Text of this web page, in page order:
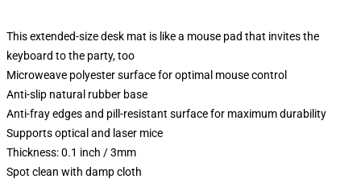
This extended-size desk mat is like a mouse pad that invites the
keyboard to the party, too
Microweave polyester surface for optimal mouse control
Anti-slip natural rubber base
Anti-fray edges and pill-resistant surface for maximum durability
Supports optical and laser mice
Thickness: 0.1 inch / 3mm
Spot clean with damp cloth